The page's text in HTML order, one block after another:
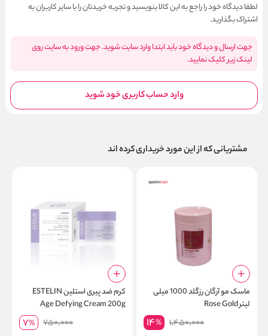
لطفا دیدگاه خود را راجع به این کالا بنویسید و تجربه خریدتان را با سایر کاربران به
اشتراک بگذارید.
جهت ارسال و دیدگاه خود باید ابتدا وارد سایت شوید. جهت ورود به سایت روی
لینک زیر کلیک نمایید.
وارد حساب کاربری خود شوید
مشتریانی که از این مورد خریداری کرده اند
ماسک مو آرگان رزگلد 1000 میلی
لیتر Rose Gold
1,450,000
14%
کرم ضد پیری استلین ESTELIN
Age Defying Cream 200g
750,000
7%